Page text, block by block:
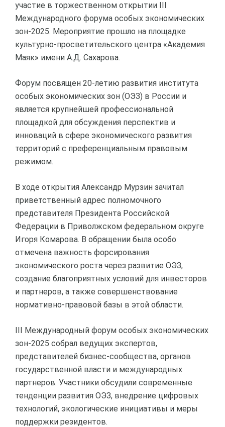
участие в торжественном открытии III
Международного форума особых экономических
зон-2025. Мероприятие прошло на площадке
культурно-просветительского центра «Академия
Маяк» имени А.Д. Сахарова.
Форум посвящен 20-летию развития института
особых экономических зон (ОЭЗ) в России и
является крупнейшей профессиональной
площадкой для обсуждения перспектив и
инноваций в сфере экономического развития
территорий с преференциальным правовым
режимом.
В ходе открытия Александр Мурзин зачитал
приветственный адрес полномочного
представителя Президента Российской
Федерации в Приволжском федеральном округе
Игоря Комарова. В обращении была особо
отмечена важность форсирования
экономического роста через развитие ОЭЗ,
создание благоприятных условий для инвесторов
и партнеров, а также совершенствование
нормативно-правовой базы в этой области.
III Международный форум особых экономических
зон-2025 собрал ведущих экспертов,
представителей бизнес-сообщества, органов
государственной власти и международных
партнеров. Участники обсудили современные
тенденции развития ОЭЗ, внедрение цифровых
технологий, экологические инициативы и меры
поддержки резидентов.